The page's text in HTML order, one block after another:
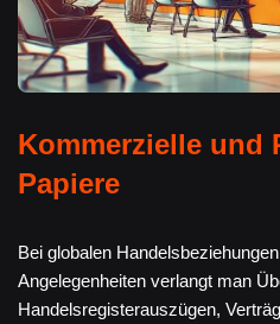
Kommerzielle und
Papiere
Bei globalen
Angelegenheiten verlangt man
Handelsregisterauszügen,